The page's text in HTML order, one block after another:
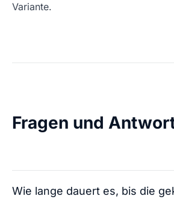
Variante.
Fragen und
Wie lange dauert es, bis die